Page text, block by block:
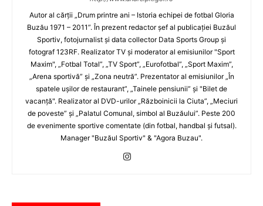
Autor al cărţii „Drum printre ani – Istoria echipei de fotbal Gloria
Buzău 1971 – 2011”. În prezent redactor şef al publicaţiei Buzăul
Sportiv, fotojurnalist şi data collector Data Sports Group şi
fotograf 123RF. Realizator TV şi moderator al emisiunilor "Sport
Maxim", „Fotbal Total”, „TV Sport”, „Eurofotbal”, „Sport Maxim”,
„Arena sportivă” şi „Zona neutră”. Prezentator al emisiunilor „În
spatele uşilor de restaurant”, „Tainele pensiunii” şi "Bilet de
vacanţă". Realizator al DVD-urilor „Războinicii la Ciuta”, „Meciuri
de poveste” şi „Palatul Comunal, simbol al Buzăului”. Peste 200
de evenimente sportive comentate (din fotbal, handbal şi futsal).
Manager "Buzăul Sportiv" & "Agora Buzau".